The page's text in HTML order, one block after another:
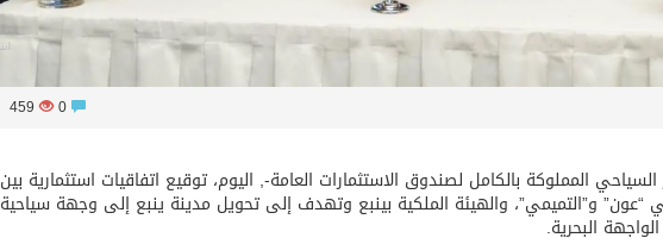
459
المملوكة بالكامل لصندوق الاستثمارات العامة-, اليوم، توقيع اتفاقيات استثمارية بين
“عون” و”التميمي”، والهيئة الملكية بينبع وتهدف إلى تحويل مدينة ينبع إلى وجهة سياحية
البحرية.